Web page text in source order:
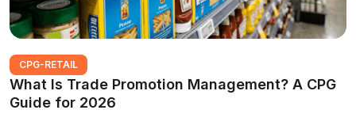
CPG-RETAIL
What Is Trade Promotion Management? A CPG
Guide for 2026